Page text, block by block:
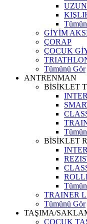
GİYİM
ÇORAP
ÇOCUK
Tümünü Gör
ANTRENMAN
BİSİKLET
BİSİKLET
TRAINER
Tümünü Gör
TAŞIMA/
ÇOCUK